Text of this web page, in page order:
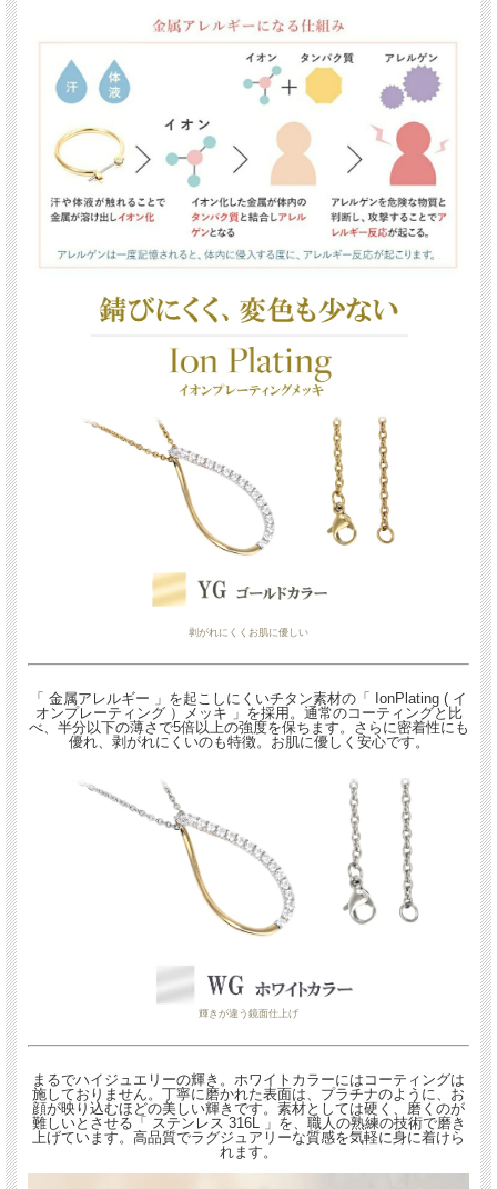
剥がれにくくお肌に優しい
「 金属アレルギー 」を起こしにくいチタン素材の「 IonPlating ( イ
オンプレーティング ）メッキ 」を採用。通常のコーティングと比
べ、半分以下の薄さで5倍以上の強度を保ちます。さらに密着性にも
優れ、剥がれにくいのも特徴。お肌に優しく安心です。
輝きが違う鏡面仕上げ
まるでハイジュエリーの輝き。ホワイトカラーにはコーティングは
施しておりません。丁寧に磨かれた表面は、プラチナのように、お
顔が映り込むほどの美しい輝きです。素材としては硬く、磨くのが
難しいとさせる「 ステンレス 316L 」を、職人の熟練の技術で磨き
上げています。高品質でラグジュアリーな質感を気軽に身に着けら
れます。